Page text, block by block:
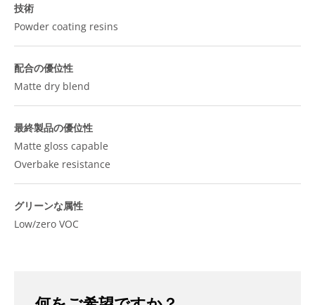
技術
Powder coating resins
配合の優位性
Matte dry blend
最終製品の優位性
Matte gloss capable
Overbake resistance
グリーンな属性
Low/zero VOC